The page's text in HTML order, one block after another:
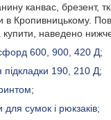
канвас, брезент,
в Кропивницькому.
купити, наведено
600, 900, 420 Д;
підкладки 190, 210 Д;
;
для сумок і рюкзаків;